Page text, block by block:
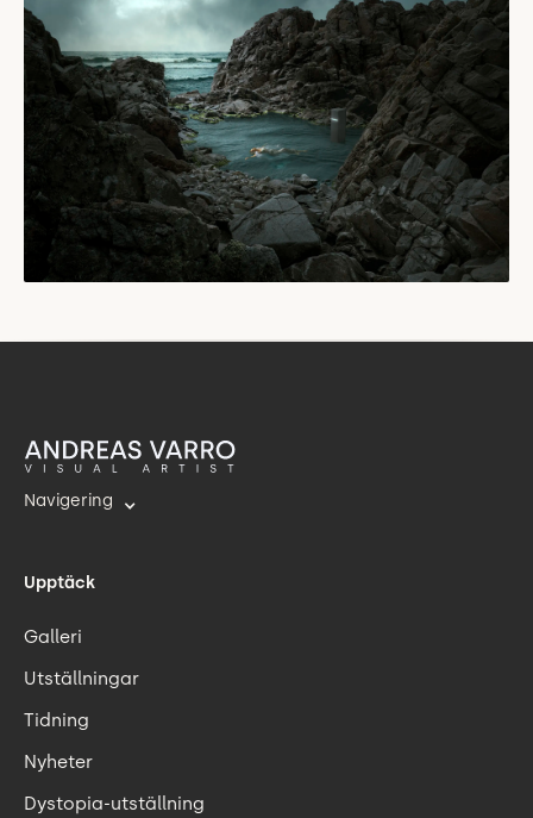
Navigering
Upptäck
Galleri
Utställningar
Tidning
Nyheter
Dystopia-utställning